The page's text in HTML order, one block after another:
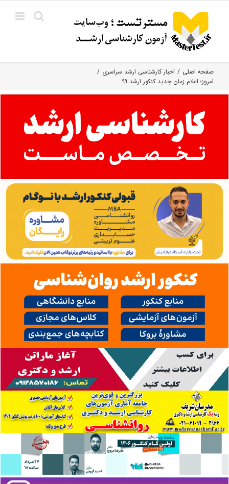
content
صفحه اصلی
اخبار کارشناسی ارشد سراسری
امروز؛ اعلام زمان جدید کنکور ارشد ۹۹